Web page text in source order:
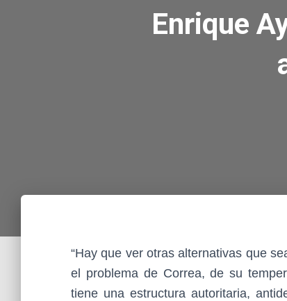
Enrique
“Hay que ver otras alternativas que
el problema de Correa, de su
tiene una estructura autoritaria,